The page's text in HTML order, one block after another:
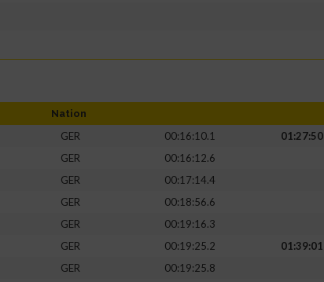
Nation
GER 00:16:10.1
01:27:50
GER
00:16:12.6
GER
00:17:14.4
GER
00:18:56.6
GER
00:19:16.3
GER 00:19:25.2
01:39:01
GER
00:19:25.8